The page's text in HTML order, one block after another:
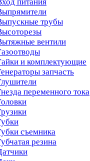
трубы
вентили
и комплектующие
запчасть
переменного тока
съемника
резина